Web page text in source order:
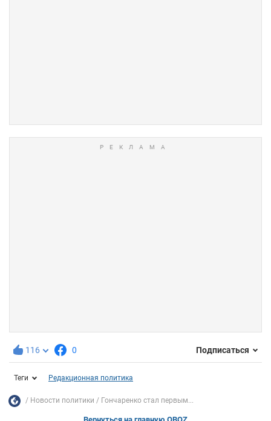
116 0 Подписаться
Теги Редакционная политика
Новости политики Гончаренко стал первым...